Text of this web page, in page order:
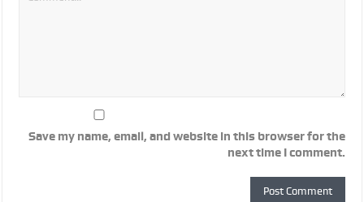
Save my name, email, and website in this browser for the
next time I comment.